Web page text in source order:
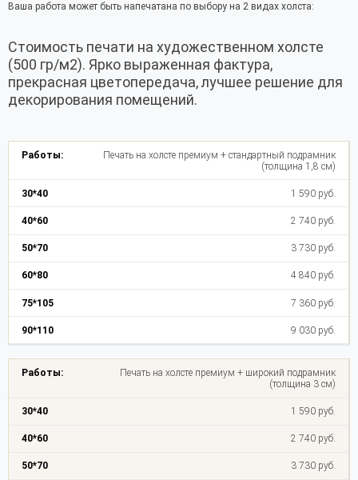
Ваша работа может быть напечатана по выбору на 2 видах холста:
Стоимость печати на художественном холсте
(500 гр/м2). Ярко выраженная фактура,
прекрасная цветопередача, лучшее решение для
декорирования помещений.
Печать на холсте премиум + стандартный подрамник
(толщина 1,8 см)
1 590 руб.
2 740 руб.
3 730 руб.
4 840 руб.
7 360 руб.
9 030 руб.
Печать на холсте премиум + широкий подрамник
(толщина 3 см)
1 590 руб.
2 740 руб.
3 730 руб.